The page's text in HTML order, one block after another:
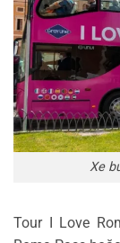
Xe
Tour I Love